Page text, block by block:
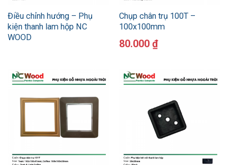
Điều chỉnh hướng – Phụ
kiện thanh lam hộp NC
WOOD
Chụp chân trụ 100T –
100x100mm
80.000 ₫